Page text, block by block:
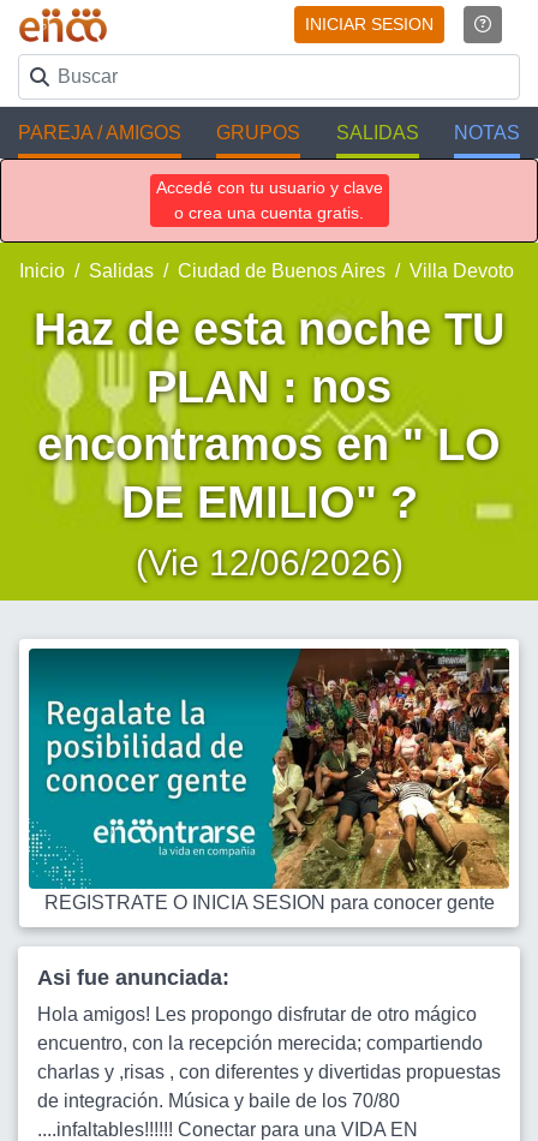
INICIAR SESION
PAREJA / AMIGOS GRUPOS SALIDAS NOTAS
Accedé con tu usuario y clave
o crea una cuenta gratis.
Inicio Salidas Ciudad de Buenos Aires Villa Devoto
Haz de esta noche TU
PLAN : nos
encontramos en " LO
DE EMILIO" ?
(Vie 12/06/2026)
REGISTRATE O INICIA SESION para conocer gente
Asi fue anunciada:
Hola amigos! Les propongo disfrutar de otro mágico
encuentro, con la recepción merecida; compartiendo
charlas y ,risas , con diferentes y divertidas propuestas
de integración. Música y baile de los 70/80
....infaltables!!!!!! Conectar para una VIDA EN